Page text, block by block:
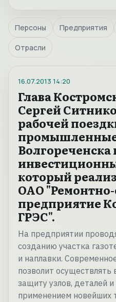
Персоны Предприятия
Отрасли
16.07.2013 14:20
Глава
Сергей
рабочей
промышленные
Волгореченска
который
ОАО
предприятие
ГРЭС".
На предприятии
созданию участка
и наплавки.
позволит осуществлять
защиту узлов, деталей
применением новейших